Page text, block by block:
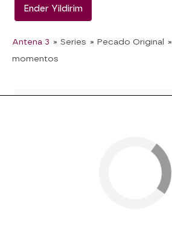
Ender Yildirim
Antena 3 » Series » Pecado Original
momentos